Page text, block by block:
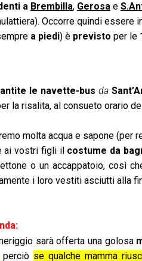
a Brembilla, Gerosa e
Occorre quindi essere
a piedi) è previsto per le
le navette-bus da
la risalita, al consueto orario
molta acqua e sapone (per
ai vostri figli il costume da
o un accappatoio, così
i loro vestiti asciutti alla
sarà offerta una golosa
perciò se qualche mamma